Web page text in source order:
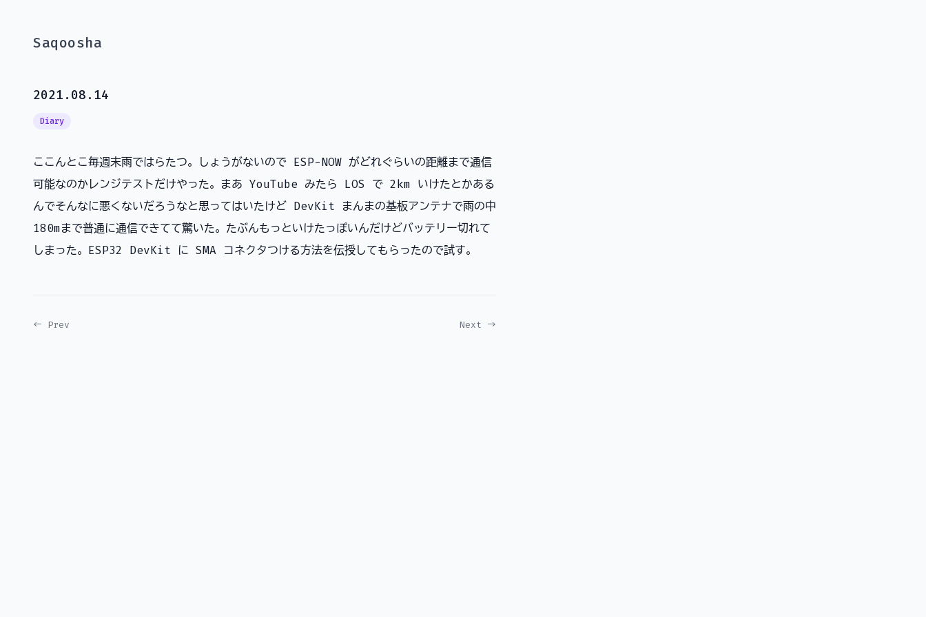
Saqoosha
2021.08.14
Diary
ここんとこ毎週末雨ではらたつ。しょうがないので ESP-NOW がどれぐらいの距離まで通信
可能なのかレンジテストだけやった。まあ YouTube みたら LOS で 2km いけたとかある
んでそんなに悪くないだろうなと思ってはいたけど DevKit まんまの基板アンテナで雨の中
180mまで普通に通信できてて驚いた。たぶんもっといけたっぽいんだけどバッテリー切れて
しまった。ESP32 DevKit に SMA コネクタつける方法を伝授してもらったので試す。
← Prev Next →